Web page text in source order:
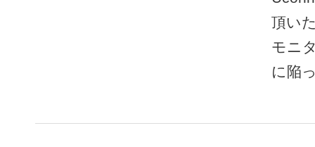
頂い
モニ
に陥